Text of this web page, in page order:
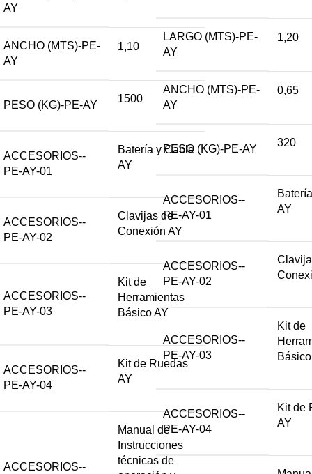
AY
ANCHO (MTS)-PE-
AY
1,10
PESO (KG)-PE-AY
1500
ACCESORIOS--
PE-AY-01
Batería y Cable
AY
ACCESORIOS--
PE-AY-02
Clavijas de
Conexión AY
ACCESORIOS--
PE-AY-03
Kit de
Herramientas
Básico AY
ACCESORIOS--
PE-AY-04
Kit de Ruedas
AY
ACCESORIOS--
Manual de
Instrucciones
técnicas de
LARGO (MTS)-PE-
AY
1,20
ANCHO (MTS)-PE-
AY
0,65
PESO (KG)-PE-AY
320
ACCESORIOS--
PE-AY-01
AY
ACCESORIOS--
PE-AY-02
ACCESORIOS--
PE-AY-03
Kit de
ACCESORIOS--
PE-AY-04
Kit de
AY